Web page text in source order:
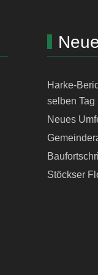
Harke-
selben Tag
Neues
Stöckser